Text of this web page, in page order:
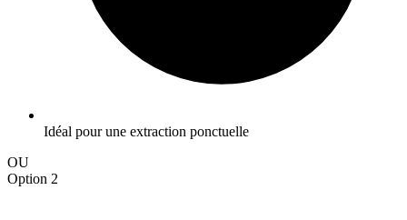
Idéal pour une extraction ponctuelle
OU
Option 2